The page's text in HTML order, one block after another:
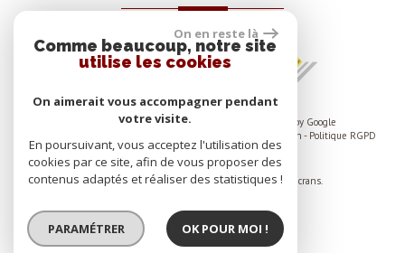
© 2026 | Tous droits réservés | Traduction powered by Google
Admin - Politique RGPD
Site internet compatible multi-supports,
un seul site adaptable à tous les types d'écrans.
On en reste là
Comme beaucoup, notre site
utilise les cookies
On aimerait vous accompagner pendant
votre visite.
En poursuivant, vous acceptez l'utilisation des
cookies par ce site, afin de vous proposer des
contenus adaptés et réaliser des statistiques !
PARAMÉTRER OK POUR MOI !